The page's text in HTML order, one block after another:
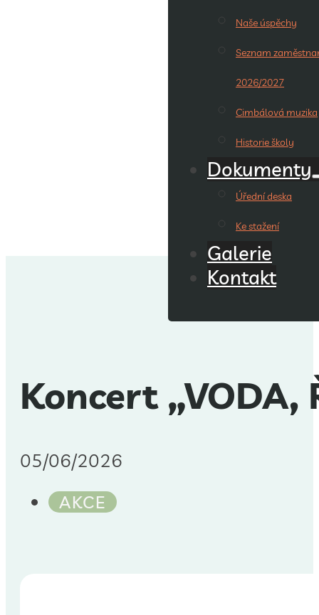
Naše úspěchy
Seznam
2026/2027
Cimbálová muzika
Historie školy
Dokumenty
Úřední deska
Ke stažení
Galerie
Kontakt
Koncert „VODA,
05/06/2026
AKCE